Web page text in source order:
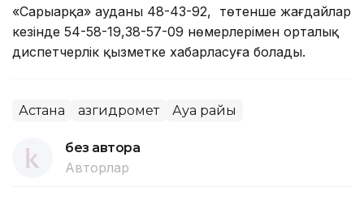
«Сарыарқа» ауданы 48-43-92, төтенше жағдайлар
кезінде 54-58-19,38-57-09 нөмерлерімен орталық
диспетчерлік қызметке хабарласуға болады.
Астана Қазгидромет Ауа райы
без автора
Авторлар